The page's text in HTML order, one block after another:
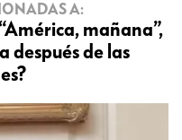
A:
mañana”,
después de las